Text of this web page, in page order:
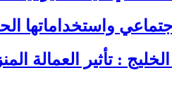
واستخداماتها
: تأثير العمالة